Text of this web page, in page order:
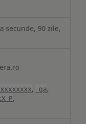
secunde, 90 zile,
, _ga,
,